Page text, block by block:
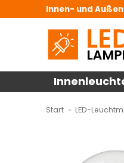
Innen- und
Start » LED-